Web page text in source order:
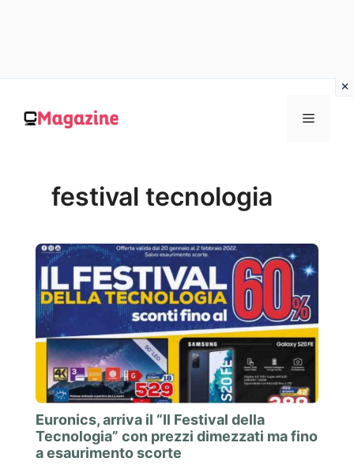
contenuto
MENU
festival tecnologia
Euronics, arriva il “Il Festival della
Tecnologia” con prezzi dimezzati ma fino
a esaurimento scorte